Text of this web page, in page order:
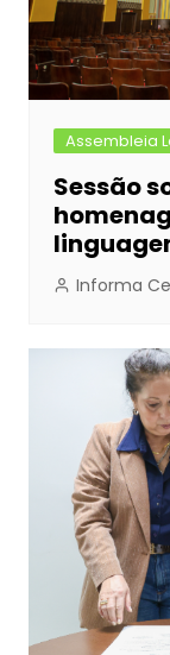
Assembleia
Sessão
Informa